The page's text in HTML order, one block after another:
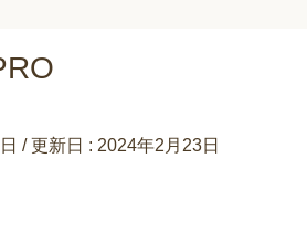
/ 更新日 : 2024年2月23日